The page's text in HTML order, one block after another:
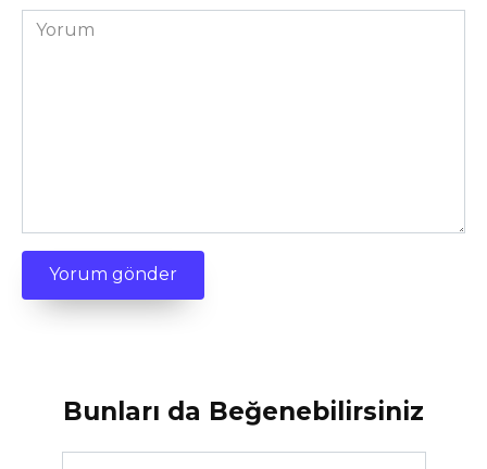
Yorum
Bunları da Beğenebilirsiniz